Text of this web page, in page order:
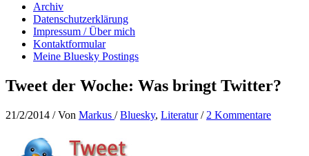
Archiv
Datenschutzerklärung
Impressum / Über mich
Kontaktformular
Meine Bluesky Postings
Tweet der Woche: Was bringt Twitter?
21/2/2014 / Von Markus /Bluesky, Literatur/ 2 Kommentare